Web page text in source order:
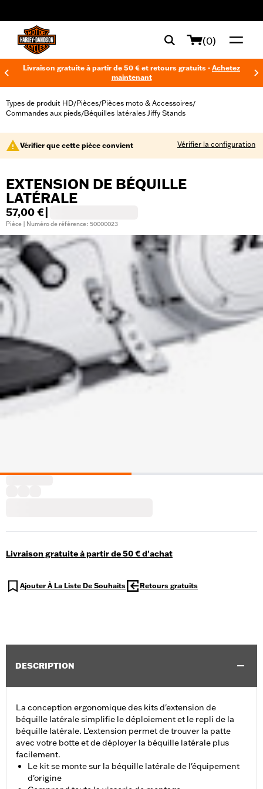
(0)
Livraison gratuite à partir de 50 € et retours gratuits - Achetez
maintenant
Types de produit HD/Pièces/Pièces moto & Accessoires/
Commandes aux pieds/Béquilles latérales Jiffy Stands
Vérifier que cette pièce convient Vérifier la configuration
EXTENSION DE BÉQUILLE
LATÉRALE
57,00 €
Pièce | Numéro de référence : 50000023
Livraison gratuite à partir de 50 € d'achat
Ajouter À La Liste De Souhaits Retours gratuits
DESCRIPTION
La conception ergonomique des kits d'extension de
béquille latérale simplifie le déploiement et le repli de la
béquille latérale. L'extension permet de trouver la patte
avec votre botte et de déployer la béquille latérale plus
facilement.
Le kit se monte sur la béquille latérale de l'équipement
d'origine